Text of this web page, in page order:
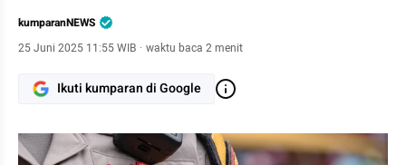
kumparanNEWS
25 Juni 2025 11:55 WIB · waktu baca 2 menit
Ikuti kumparan di Google